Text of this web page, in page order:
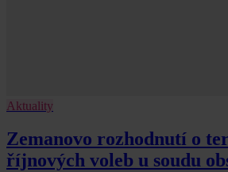
Aktuality
Zemanovo rozhodnutí o
říjnových voleb u soudu